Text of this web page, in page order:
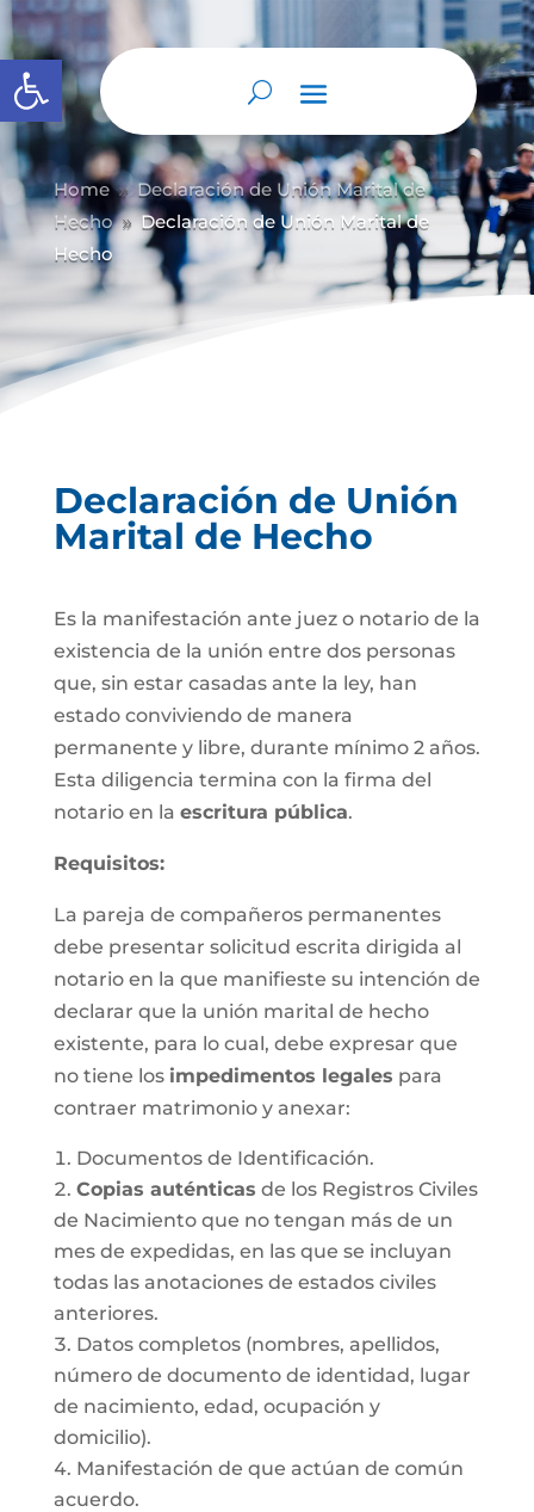
Abrir barra de herramientas
Home 9 Declaración de Unión Marital de
Hecho 9 Declaración de Unión Marital de
Hecho
Declaración de Unión
Marital de Hecho
Es la manifestación ante juez o notario de la
existencia de la unión entre dos personas
que, sin estar casadas ante la ley, han
estado conviviendo de manera
permanente y libre, durante mínimo 2 años.
Esta diligencia termina con la firma del
notario en la escritura pública.
Requisitos:
La pareja de compañeros permanentes
debe presentar solicitud escrita dirigida al
notario en la que manifieste su intención de
declarar que la unión marital de hecho
existente, para lo cual, debe expresar que
no tiene los impedimentos legales para
contraer matrimonio y anexar:
Documentos de Identificación.
Copias auténticas de los Registros Civiles
de Nacimiento que no tengan más de un
mes de expedidas, en las que se incluyan
todas las anotaciones de estados civiles
anteriores.
Datos completos (nombres, apellidos,
número de documento de identidad, lugar
de nacimiento, edad, ocupación y
domicilio).
Manifestación de que actúan de común
acuerdo.